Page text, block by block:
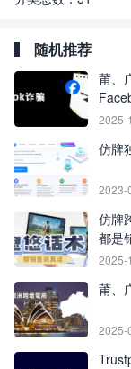
随机推荐
莆、
2025-
仿牌
2023-
仿牌
都是
2025-
莆、
2025-